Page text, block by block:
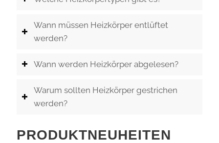
Wann müssen Heizkörper entlüftet
werden?
Wann werden Heizkörper abgelesen?
Warum sollten Heizkörper gestrichen
werden?
PRODUKTNEUHEITEN